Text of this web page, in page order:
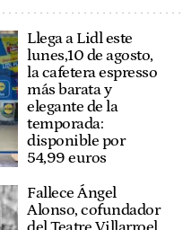
Llega a Lidl este
lunes,10 de agosto,
la cafetera espresso
más barata y
elegante de la
temporada:
disponible por
54,99 euros
Fallece Ángel
Alonso, cofundador